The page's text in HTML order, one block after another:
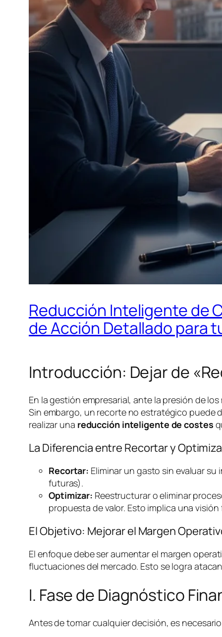
Reducción Inteligente de
de Acción Detallado para
Introducción: Dejar de
En la gestión empresarial, ante la presión de
Sin embargo, un recorte no estratégico puede
realizar una reducción inteligente de costes
La Diferencia entre Recortar y
Recortar: Eliminar un gasto sin evaluar
futuras).
Optimizar: Reestructurar o eliminar
propuesta de valor. Esto implica una
El Objetivo: Mejorar el Margen
El enfoque debe ser aumentar el margen
fluctuaciones del mercado. Esto se logra
I. Fase de Diagnóstico
Antes de tomar cualquier decisión, es